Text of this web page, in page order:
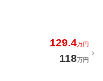
129.4万円
118万円